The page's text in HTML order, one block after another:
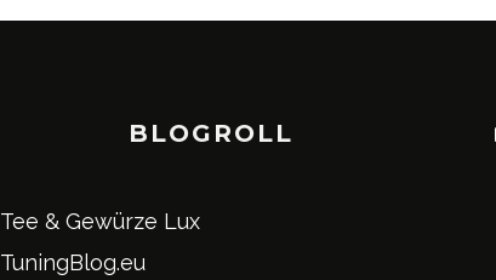
BLOGROLL
Tee & Gewürze Lux
TuningBlog.eu